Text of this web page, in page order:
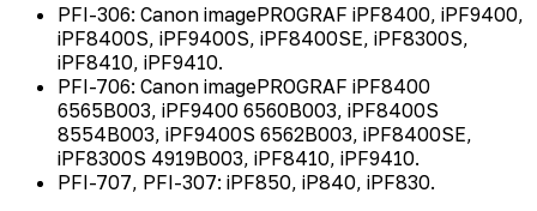
PFI-306: Canon imagePROGRAF iPF8400, iPF9400,
iPF8400S, iPF9400S, iPF8400SE, iPF8300S,
iPF8410, iPF9410.
PFI-706: Canon imagePROGRAF iPF8400
6565B003, iPF9400 6560B003, iPF8400S
8554B003, iPF9400S 6562B003, iPF8400SE,
iPF8300S 4919B003, iPF8410, iPF9410.
PFI-707, PFI-307: iPF850, iP840, iPF830.